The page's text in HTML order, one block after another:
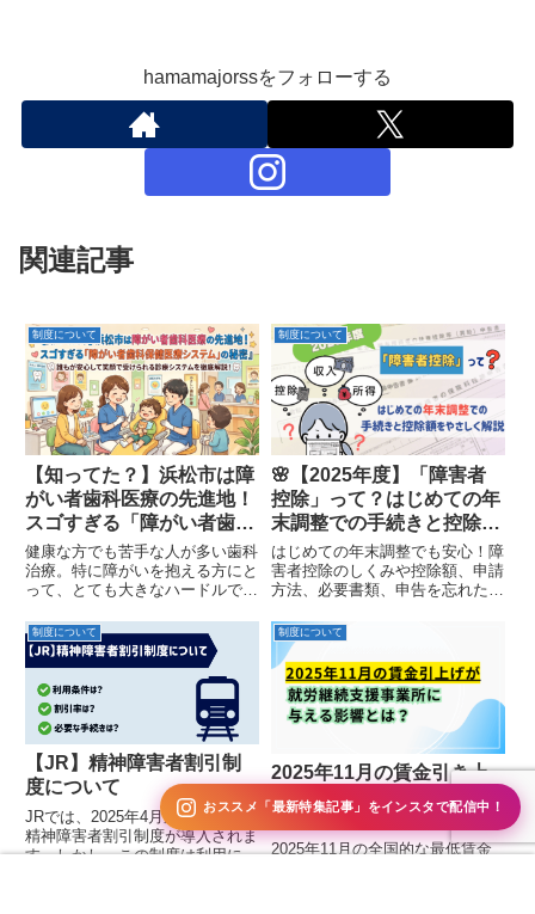
hamamajorssをフォローする
関連記事
制度について
【知ってた？】浜松市は障
がい者歯科医療の先進地！
スゴすぎる「障がい者歯科
保健医療システム」の秘密
健康な方でも苦手な人が多い歯科
治療。特に障がいを抱える方にと
って、とても大きなハードルで
治療は全国的に大きな課題になっ
ています。受け入れてもらえる病
院が見つからなかったり、病院を
たらい回しにされることも。そん
な...
制度について
🌸【2025年度】「障害者
控除」って？はじめての年
末調整での手続きと控除額
をやさしく解説
はじめての年末調整でも安心！障
害者控除のしくみや控除額、申請
方法、必要書類、申告を忘れたと
紹介します。
制度について
【JR】精神障害者割引制
度について
JRでは、2025年4月からいよいよ
精神障害者割引制度が導入されま
す。しかし、この制度は利用に
制度について
2025年11月の賃金引き上
げが就労継続支援事業所に
与える影響とは？
2025年11月の全国的な最低賃金
おススメ「最新特集記事」をインスタで配信中！